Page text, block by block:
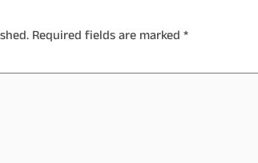
Required fields are marked *